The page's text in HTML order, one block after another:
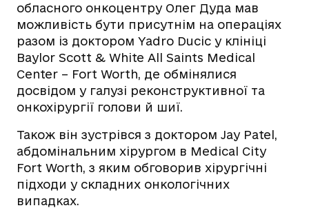
обласного онкоцентру Олег Дуда мав
можливість бути присутнім на операціях
разом із доктором Yadro Ducic у клініці
Baylor Scott & White All Saints Medical
Center – Fort Worth, де обмінялися
досвідом у галузі реконструктивної та
онкохірургії голови й шиї.
Також він зустрівся з доктором Jay Patel,
абдомінальним хірургом в Medical City
Fort Worth, з яким обговорив хірургічні
підходи у складних онкологічних
випадках.